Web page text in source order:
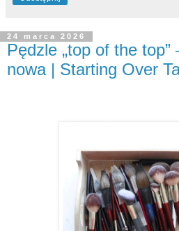
24 marca 2026
Pędzle „top of the
nowa | Starting Over